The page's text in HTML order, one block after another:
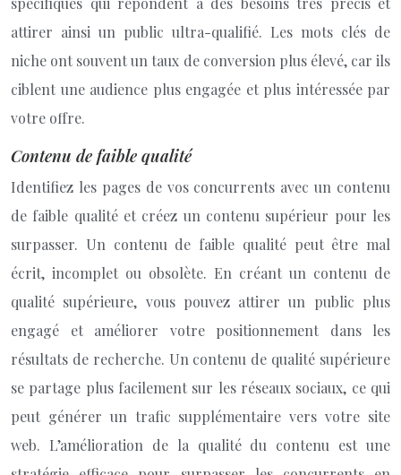
attirer ainsi un public ultra-qualifié. Les mots clés de
niche ont souvent un taux de conversion plus élevé, car ils
ciblent une audience plus engagée et plus intéressée par
votre offre.
Contenu de faible qualité
Identifiez les pages de vos concurrents avec un contenu
de faible qualité et créez un contenu supérieur pour les
surpasser. Un contenu de faible qualité peut être mal
écrit, incomplet ou obsolète. En créant un contenu de
qualité supérieure, vous pouvez attirer un public plus
engagé et améliorer votre positionnement dans les
résultats de recherche. Un contenu de qualité supérieure
se partage plus facilement sur les réseaux sociaux, ce qui
peut générer un trafic supplémentaire vers votre site
web. L’amélioration de la qualité du contenu est une